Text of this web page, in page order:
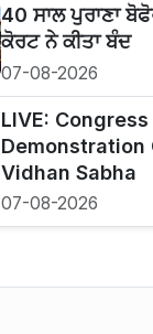
40 ਸਾਲ ਪੁਰਾਣਾ
ਕੋਰਟ ਨੇ ਕੀਤਾ ਬੰਦ
07-08-2026
LIVE: Congress
Demonstration
Vidhan Sabha
07-08-2026